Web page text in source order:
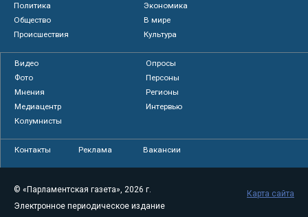
Политика
Экономика
Общество
В мире
Происшествия
Культура
Видео
Опросы
Фото
Персоны
Мнения
Регионы
Медиацентр
Интервью
Колумнисты
Контакты Реклама Вакансии
© «Парламентская газета», 2026 г.
Электронное периодическое издание
Карта сайта